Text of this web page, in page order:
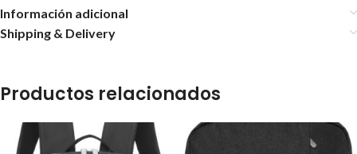
Información adicional
Shipping & Delivery
Productos relacionados